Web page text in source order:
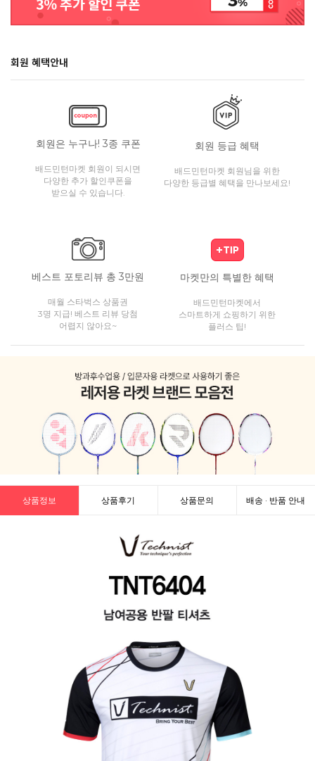
회원 혜택안내
회원은 누구나! 3종 쿠폰
배드민턴마켓 회원이 되시면
다양한 추가 할인쿠폰을
받으실 수 있습니다.
회원 등급 혜택
배드민턴마켓 회원님을 위한
다양한 등급별 혜택을 만나보세요!
베스트 포토리뷰 총 3만원
매월 스타벅스 상품권
3명 지급! 베스트 리뷰 당첨
어렵지 않아요~
마켓만의 특별한 혜택
배드민턴마켓에서
스마트하게 쇼핑하기 위한
플러스 팁!
상품정보 상품후기 상품문의 배송 · 반품 안내